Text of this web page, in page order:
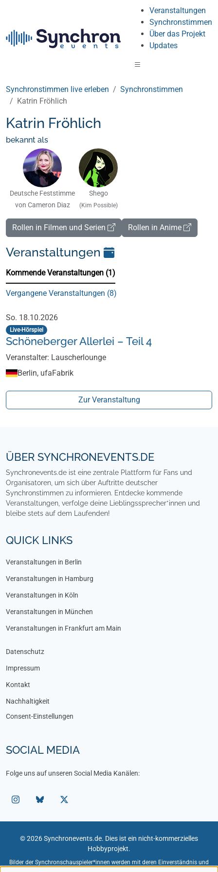
Veranstaltungen
Synchronstimmen
Über das Projekt
Updates
Synchronstimmen live erleben
Synchronstimmen
Katrin Fröhlich
Katrin Fröhlich
bekannt als
Deutsche Feststimme
von Cameron Diaz
Shego
(Kim Possible)
Rollen in Filmen und Serien Rollen in Anime
Veranstaltungen
Kommende Veranstaltungen (1)
Vergangene Veranstaltungen (8)
Kommende Veranstaltungen (1)
So. 18.10.2026
Live-Hörspiel
Schöneberger Allerlei – Teil 4
Veranstalter: Lauscherlounge
Berlin, ufaFabrik
Zur Veranstaltung
ÜBER SYNCHRONEVENTS.DE
Synchronevents.de ist eine zentrale Plattform für Fans und
Organisatoren, um sich über Auftritte deutscher
Synchronstimmen zu informieren. Entdecke kommende
Veranstaltungen, verfolge deine Lieblingssprecher*innen und
bleibe stets auf dem Laufenden!
QUICK LINKS
Veranstaltungen in Berlin
Veranstaltungen in Hamburg
Veranstaltungen in Köln
Veranstaltungen in München
Veranstaltungen in Frankfurt am Main
Datenschutz
Impressum
Kontakt
Nachhaltigkeit
Consent-Einstellungen
SOCIAL MEDIA
Folge uns auf unseren Social Media Kanälen:
© 2026 Synchronevents.de. Dies ist ein nicht-kommerzielles
Hobbyprojekt.
Bilder der Synchronschauspieler*innen werden mit deren Einverständnis und